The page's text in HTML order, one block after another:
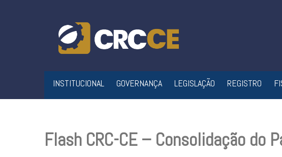
INSTITUCIONAL GOVERNANÇA LEGISLAÇÃO REGISTRO
Flash CRC-CE – Consolidação do